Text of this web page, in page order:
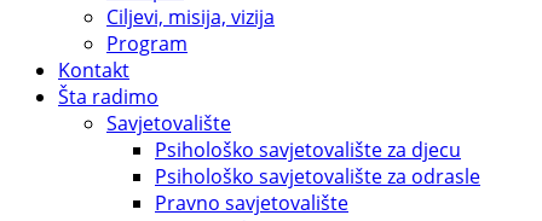
Ciljevi, misija, vizija
Program
Kontakt
Šta radimo
Savjetovalište
Psihološko savjetovalište za djecu
Psihološko savjetovalište za odrasle
Pravno savjetovalište